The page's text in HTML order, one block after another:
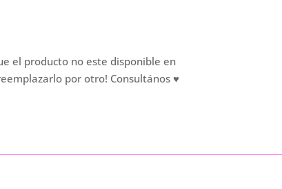
el producto no este disponible en
por otro! Consultános ♥